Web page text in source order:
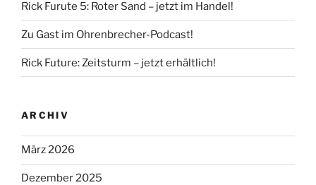
Rick Furute 5: Roter Sand – jetzt im Handel!
Zu Gast im Ohrenbrecher-Podcast!
Rick Future: Zeitsturm – jetzt erhältlich!
ARCHIV
März 2026
Dezember 2025